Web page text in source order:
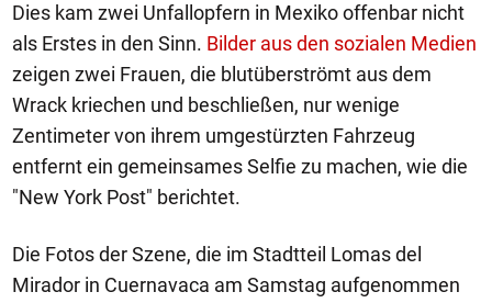
Dies kam zwei Unfallopfern in Mexiko offenbar nicht
als Erstes in den Sinn. Bilder aus den sozialen Medien
zeigen zwei Frauen, die blutüberströmt aus dem
Wrack kriechen und beschließen, nur wenige
Zentimeter von ihrem umgestürzten Fahrzeug
entfernt ein gemeinsames Selfie zu machen, wie die
"New York Post" berichtet.
Die Fotos der Szene, die im Stadtteil Lomas del
Mirador in Cuernavaca am Samstag aufgenommen